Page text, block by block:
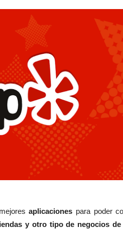
aplicaciones para poder
y otro tipo de negocios de